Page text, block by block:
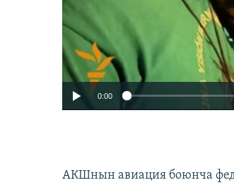
0:00
АКШнын авиация боюнча